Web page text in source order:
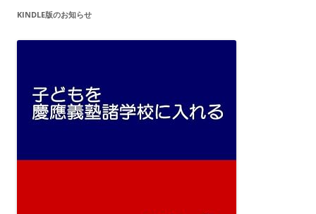
KINDLE版のお知らせ